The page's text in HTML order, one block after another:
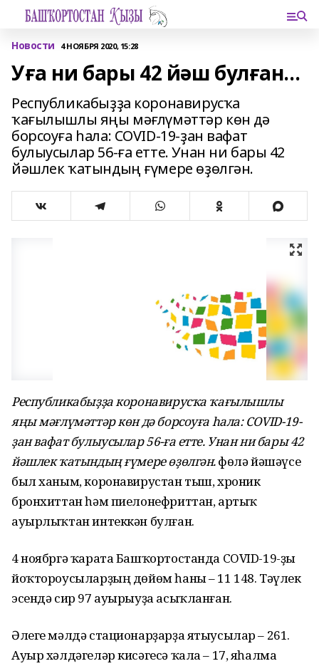
Новости 4 НОЯБРЯ 2020, 15:28
Уға ни бары 42 йәш булған...
Республикабыҙҙа коронавирусҡа
ҡағылышлы яңы мәғлүмәттәр көн дә
борсоуға һала: COVID-19-ҙан вафат
булыусылар 56-ға етте. Унан ни бары 42
йәшлек ҡатындың ғүмере өҙөлгән.
Республикабыҙҙа коронавирусҡа ҡағылышлы
яңы мәғлүмәттәр көн дә борсоуға һала: COVID-19-
ҙан вафат булыусылар 56-ға етте. Унан ни бары 42
йәшлек ҡатындың ғүмере өҙөлгән.Өфөлә йәшәүсе
был ханым, коронавирустан тыш, хроник
бронхиттан һәм пиелонефриттан, артыҡ
ауырлыҡтан интеккән булған.
4 ноябргә ҡарата Башҡортостанда COVID-19-ҙы
йоҡтороусыларҙың дөйөм һаны – 11 148. Тәүлек
эсендә сир 97 ауырыуҙа асыҡланған.
Әлеге мәлдә стационарҙарҙа ятыусылар – 261.
Ауыр хәлдәгеләр кисәгесә ҡала – 17, яһалма